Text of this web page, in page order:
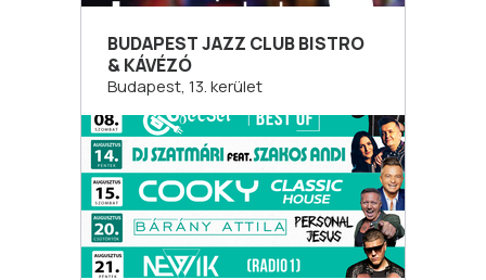
BUDAPEST JAZZ CLUB BISTRO
& KÁVÉZÓ
Budapest, 13. kerület